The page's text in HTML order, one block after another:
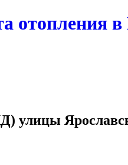
отопления
улицы